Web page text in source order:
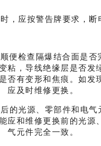
，应按警告牌要求，断
便检查隔爆结合面是否
粘，导线绝缘层是否发
否有变形和焦痕。如发
应及时维修更换。
的光源、零部件和电气
应和维修更换前的光源
气元件完全一致。